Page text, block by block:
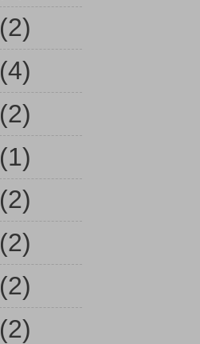
(2)
(4)
(2)
(1)
(2)
(2)
(2)
(2)